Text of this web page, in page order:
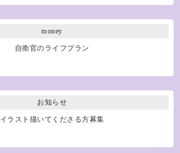
money
自衛官のライフプラン
お知らせ
イラスト描いてくださる方募集